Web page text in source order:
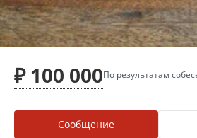
₽ 100 000По результатам
Сообщение